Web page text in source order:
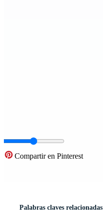
Compartir en Pinterest
Palabras claves relacionadas